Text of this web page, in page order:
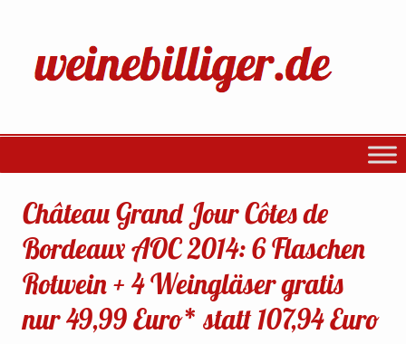
Château Grand Jour Côtes de
Bordeaux AOC 2014: 6 Flaschen
Rotwein + 4 Weingläser gratis
nur 49,99 Euro* statt 107,94 Euro